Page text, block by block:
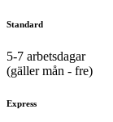
Standard
5-7 arbetsdagar
(gäller mån - fre)
Express